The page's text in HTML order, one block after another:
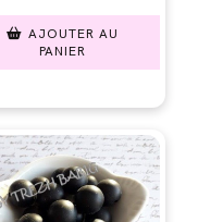
AJOUTER AU
PANIER